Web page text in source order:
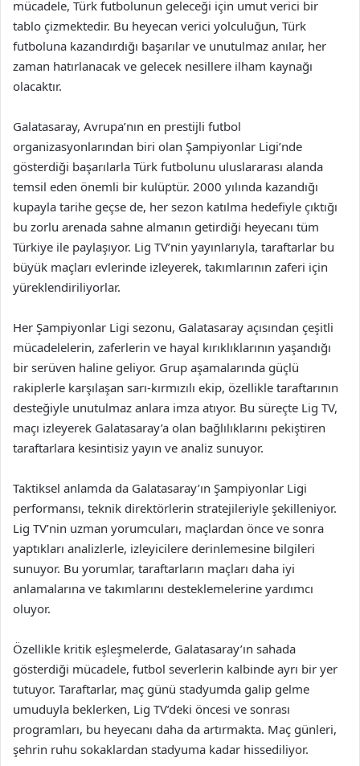
mücadele, Türk futbolunun geleceği için umut verici bir
tablo çizmektedir. Bu heyecan verici yolculuğun, Türk
futboluna kazandırdığı başarılar ve unutulmaz anılar, her
zaman hatırlanacak ve gelecek nesillere ilham kaynağı
olacaktır.
Galatasaray, Avrupa’nın en prestijli futbol
organizasyonlarından biri olan Şampiyonlar Ligi’nde
gösterdiği başarılarla Türk futbolunu uluslararası alanda
temsil eden önemli bir kulüptür. 2000 yılında kazandığı
kupayla tarihe geçse de, her sezon katılma hedefiyle çıktığı
bu zorlu arenada sahne almanın getirdiği heyecanı tüm
Türkiye ile paylaşıyor. Lig TV’nin yayınlarıyla, taraftarlar bu
büyük maçları evlerinde izleyerek, takımlarının zaferi için
yüreklendiriliyorlar.
Her Şampiyonlar Ligi sezonu, Galatasaray açısından çeşitli
mücadelelerin, zaferlerin ve hayal kırıklıklarının yaşandığı
bir serüven haline geliyor. Grup aşamalarında güçlü
rakiplerle karşılaşan sarı-kırmızılı ekip, özellikle taraftarının
desteğiyle unutulmaz anlara imza atıyor. Bu süreçte Lig TV,
maçı izleyerek Galatasaray’a olan bağlılıklarını pekiştiren
taraftarlara kesintisiz yayın ve analiz sunuyor.
Taktiksel anlamda da Galatasaray’ın Şampiyonlar Ligi
performansı, teknik direktörlerin stratejileriyle şekilleniyor.
Lig TV’nin uzman yorumcuları, maçlardan önce ve sonra
yaptıkları analizlerle, izleyicilere derinlemesine bilgileri
sunuyor. Bu yorumlar, taraftarların maçları daha iyi
anlamalarına ve takımlarını desteklemelerine yardımcı
oluyor.
Özellikle kritik eşleşmelerde, Galatasaray’ın sahada
gösterdiği mücadele, futbol severlerin kalbinde ayrı bir yer
tutuyor. Taraftarlar, maç günü stadyumda galip gelme
umuduyla beklerken, Lig TV’deki öncesi ve sonrası
programları, bu heyecanı daha da artırmakta. Maç günleri,
şehrin ruhu sokaklardan stadyuma kadar hissediliyor.